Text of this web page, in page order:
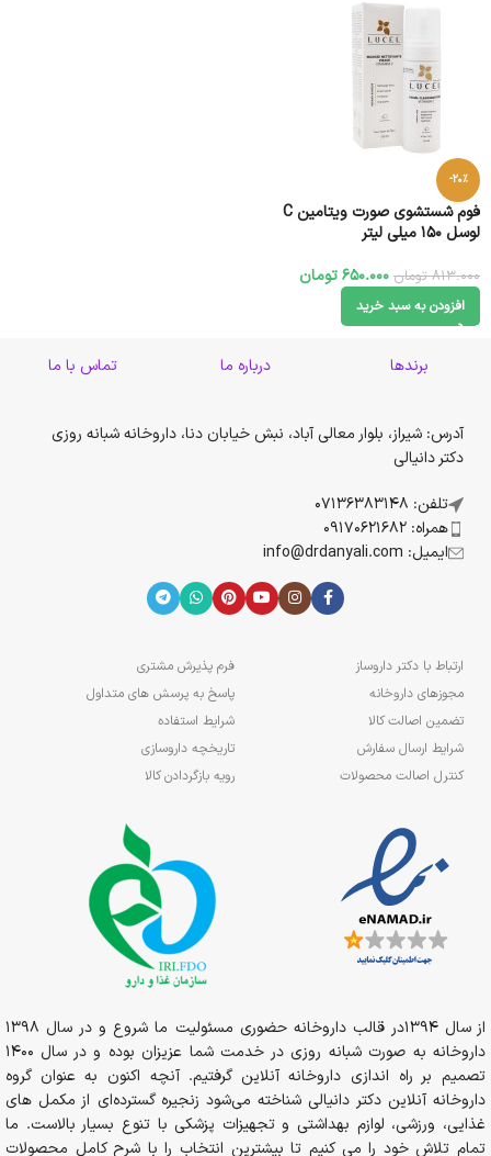
-20%
فوم شستشوی صورت ویتامین C
لوسل ۱۵۰ میلی لیتر
813.000 تومان 650.000تومان
افزودن به سبد خرید
برندها درباره ما تماس با ما
آدرس: شیراز، بلوار معالی آباد، نبش خیابان دنا، داروخانه شبانه روزی
دکتر دانیالی
تلفن: 07136383148
همراه: 09170621682
ایمیل: info@drdanyali.com
ارتباط با دکتر داروساز
مجوزهای داروخانه
تضمین اصالت کالا
شرایط ارسال سفارش
کنترل اصالت محصولات
فرم پذیرش مشتری
پاسخ به پرسش های متداول
شرایط استفاده
تاریخچه داروسازی
رویه بازگردادن کالا
از سال 1394در قالب داروخانه حضوری مسئولیت ما شروع و در سال 1398
داروخانه به صورت شبانه روزی در خدمت شما عزیزان بوده و در سال 1400
تصمیم بر راه اندازی داروخانه آنلاین گرفتیم. آنچه اکنون به عنوان گروه
داروخانه آنلاین دکتر دانیالی شناخته می‌شود زنجیره گسترده‌ای از مکمل های
غذایی، ورزشی، لوازم بهداشتی و تجهیزات پزشکی با تنوع بسیار بالاست. ما
تمام تلاش خود را می کنیم تا بیشترین انتخاب را با شرح کامل محصولات